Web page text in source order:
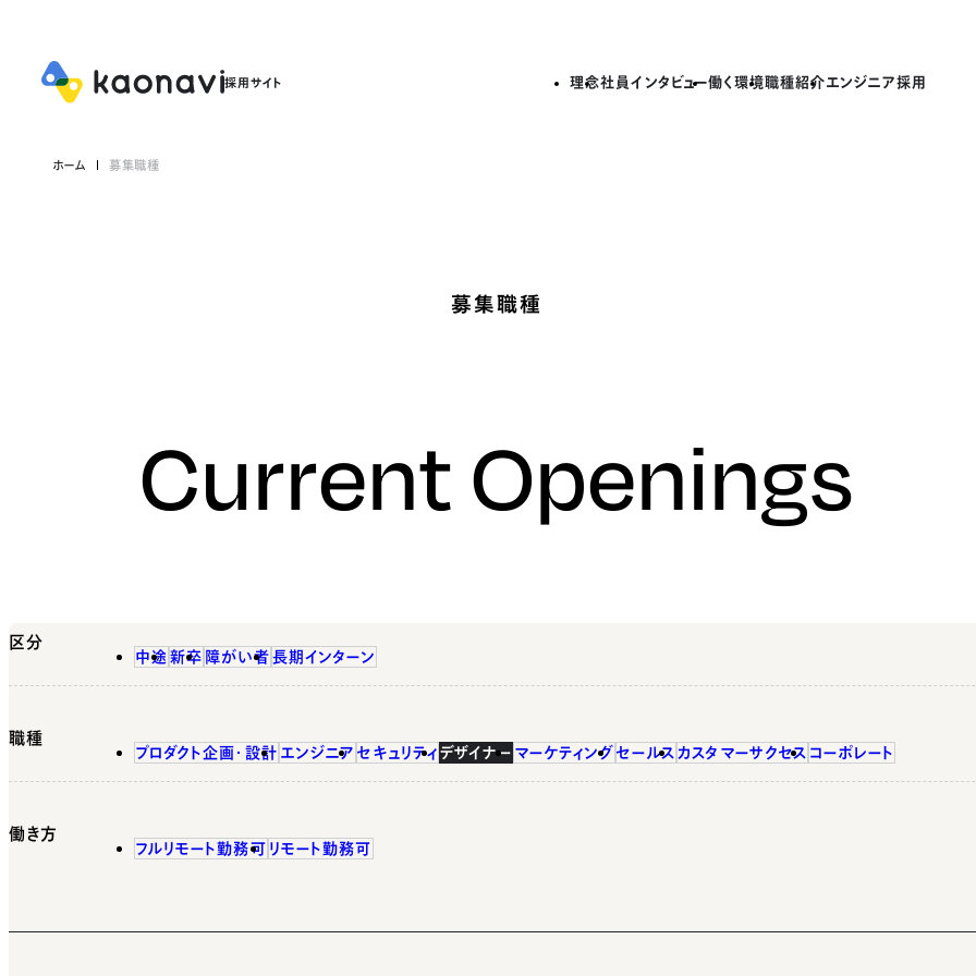
理念社員インタビュー働く環境職種紹介エンジニア採用
ホーム 募集職種
募集職種
Current Openings
区分
中途 新卒 障がい者 長期インターン
職種
プロダクト企画・設計 エンジニア セキュリティ デザイナー マーケティング セールス カスタマーサクセス コーポレート
働き方
フルリモート勤務可 リモート勤務可